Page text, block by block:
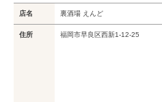
店名 裏酒場 えんど
住所 福岡市早良区西新1-12-25